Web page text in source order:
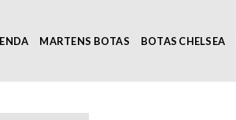
MARTENS BOTAS BOTAS CHELSEA